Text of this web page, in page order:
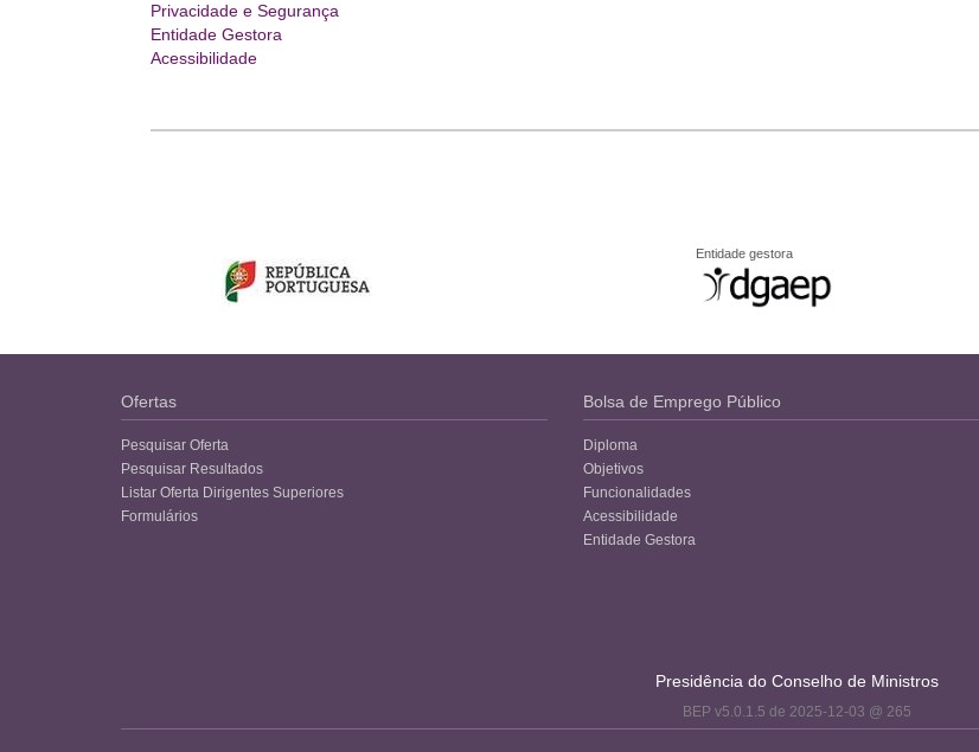
Privacidade e Segurança
Entidade Gestora
Acessibilidade
Entidade gestora
Ofertas
Pesquisar Oferta
Pesquisar Resultados
Listar Oferta Dirigentes Superiores
Formulários
Bolsa de Emprego Público
Diploma
Objetivos
Funcionalidades
Acessibilidade
Entidade Gestora
Presidência do Conselho de Ministros
BEP v5.0.1.5 de 2025-12-03 @ 265